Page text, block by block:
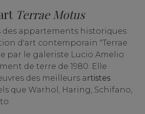
Terrae Motus
des appartements historiques
d'art contemporain "Terrae
par le galeriste Lucio Amelio
de terre de 1980. Elle
des meilleurs a rtistes
que Warhol, Haring, Schifano,